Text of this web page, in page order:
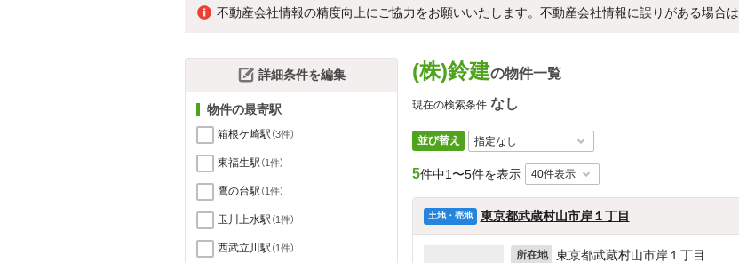
不動産会社情報の精度向上にご協力をお願いいたします。不動産会社情報に誤りがある場合は
(株)鈴建の物件一覧
現在の検索条件 なし
並び替え
5件中1〜5件を表示
土地・売地 東京都武蔵村山市岸１丁目
所在地 東京都武蔵村山市岸１丁目
詳細条件を編集
物件の最寄駅
箱根ケ崎駅 （3件）
東福生駅 （1件）
鷹の台駅 （1件）
玉川上水駅 （1件）
西武立川駅 （1件）